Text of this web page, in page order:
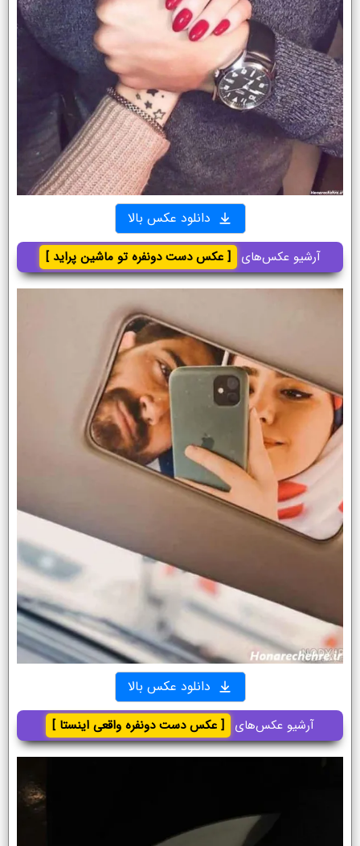
دانلود عکس بالا
آرشیو عکس‌های [ عکس دست دونفره تو ماشین پراید ]
دانلود عکس بالا
آرشیو عکس‌های [ عکس دست دونفره واقعی اینستا ]